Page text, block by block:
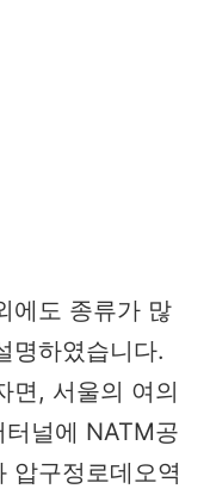
에도 종류가 많
명하였습니다.
면, 서울의 여의
널에 NATM공
압구정로데오역